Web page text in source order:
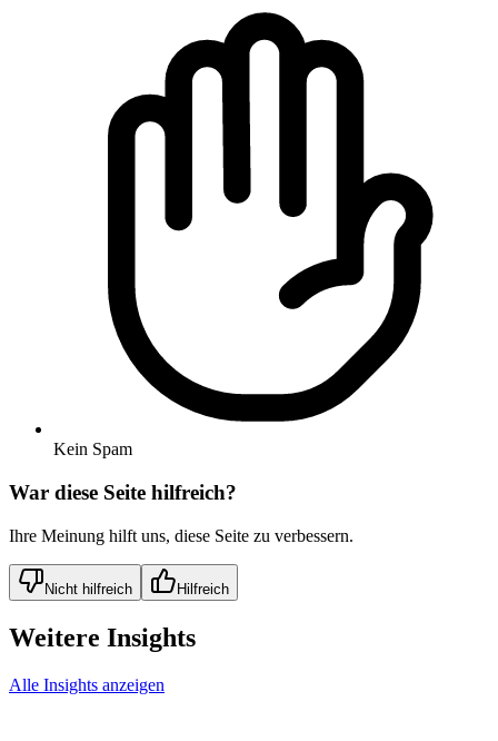
Kein Spam
War diese Seite hilfreich?
Ihre Meinung hilft uns, diese Seite zu verbessern.
Nicht hilfreich Hilfreich
Weitere Insights
Alle Insights anzeigen